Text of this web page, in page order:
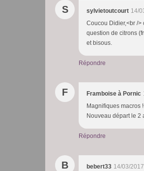
S sylvietoutcourt 14/
Coucou Didier,<br /
question de citrons
et bisous.
Répondre
F Framboise à Pornic
Magnifiques macros
Nouveau départ le 2
Répondre
B bebert33 14/03/